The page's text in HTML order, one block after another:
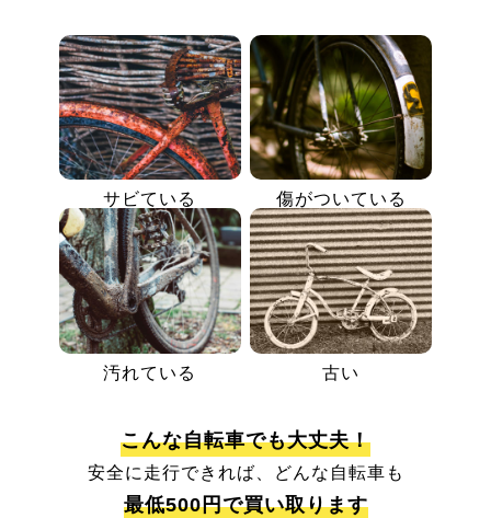
サビている 傷がついている
汚れている 古い
こんな自転車でも大丈夫！
安全に走行できれば、どんな自転車も
最低500円で買い取ります